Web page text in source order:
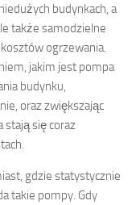
budynkach, a
także samodzielne
ogrzewania.
jakim jest pompa
budynku,
oraz zwiększając
stają się coraz
gdzie statystycznie
takie pompy. Gdy